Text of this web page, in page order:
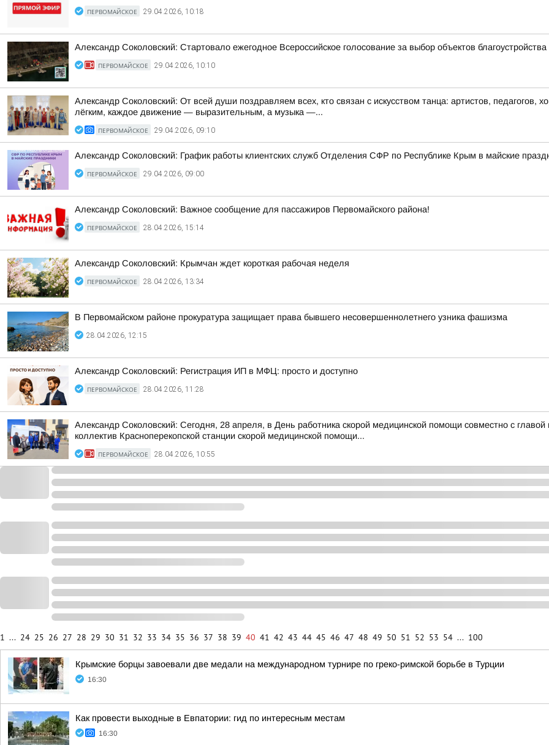
ПЕРВОМАЙСКОЕ 29.04.2026, 10:18
Александр Соколовский: Стартовало ежегодное Всероссийское голосование за выбор объектов благоустройства
ПЕРВОМАЙСКОЕ 29.04.2026, 10:10
Александр Соколовский: От всей души поздравляем всех, кто связан с искусством танца: артистов, педагогов,
лёгким, каждое движение — выразительным, а музыка —...
ПЕРВОМАЙСКОЕ 29.04.2026, 09:10
Александр Соколовский: График работы клиентских служб Отделения СФР по Республике Крым в майские
ПЕРВОМАЙСКОЕ 29.04.2026, 09:00
Александр Соколовский: Важное сообщение для пассажиров Первомайского района!
ПЕРВОМАЙСКОЕ 28.04.2026, 15:14
Александр Соколовский: Крымчан ждет короткая рабочая неделя
ПЕРВОМАЙСКОЕ 28.04.2026, 13:34
В Первомайском районе прокуратура защищает права бывшего несовершеннолетнего узника фашизма
28.04.2026, 12:15
Александр Соколовский: Регистрация ИП в МФЦ: просто и доступно
ПЕРВОМАЙСКОЕ 28.04.2026, 11:28
Александр Соколовский: Сегодня, 28 апреля, в День работника скорой медицинской помощи совместно с
коллектив Красноперекопской станции скорой медицинской помощи...
ПЕРВОМАЙСКОЕ 28.04.2026, 10:55
1 ... 24 25 26 27 28 29 30 31 32 33 34 35 36 37 38 39 40 41 42 43 44 45 46 47 48 49 50 51 52 53 54 ... 100
Крымские борцы завоевали две медали на международном турнире по греко-римской борьбе в Турции
16:30
Как провести выходные в Евпатории: гид по интересным местам
16:30